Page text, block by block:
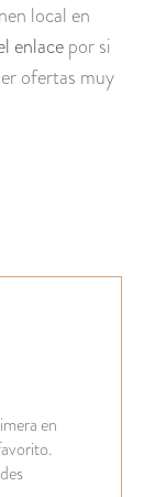
local en
enlacepor si
ofertas muy
en